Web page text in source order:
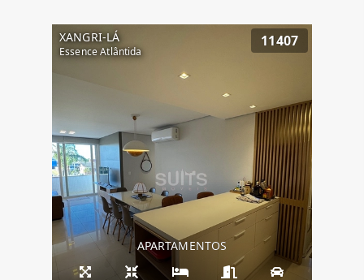
XANGRI-LÁ
Essence Atlântida
11407
APARTAMENTOS